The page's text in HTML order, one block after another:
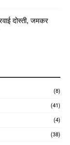
दोस्ती, जमकर
(8)
(41)
(4)
(38)